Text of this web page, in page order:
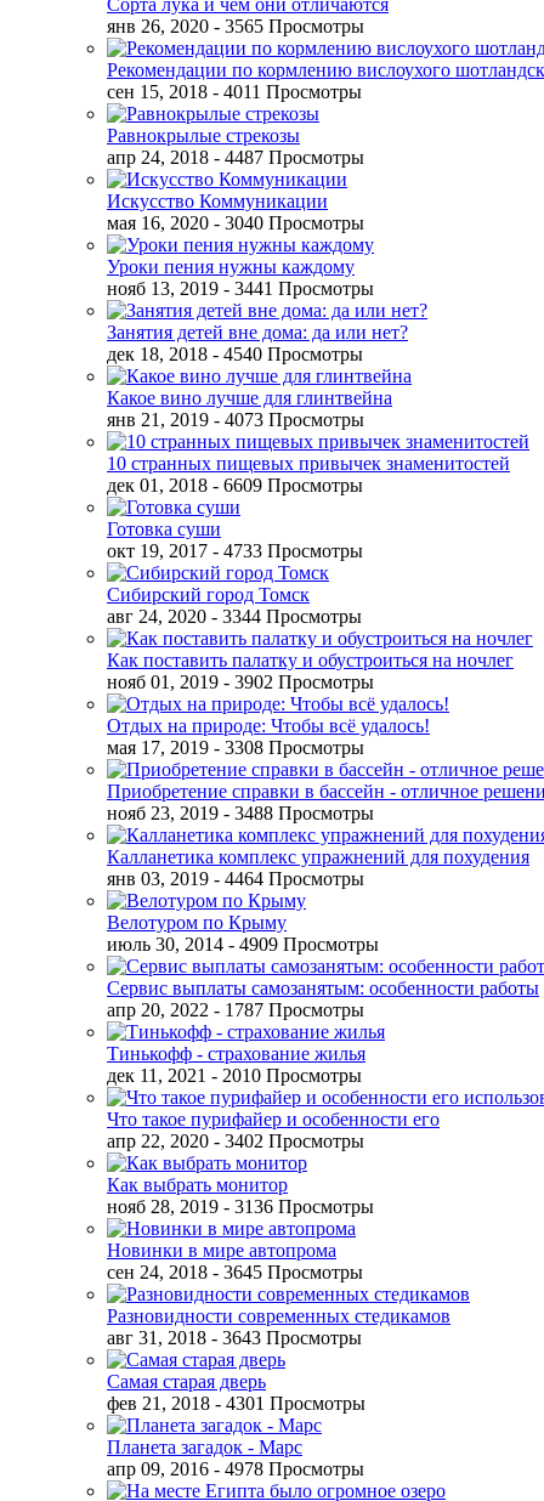
Сорта лука и чем они отличаются
янв 26, 2020 - 3565 Просмотры
Рекомендации по кормлению вислоухого
сен 15, 2018 - 4011 Просмотры
Равнокрылые стрекозы
апр 24, 2018 - 4487 Просмотры
Искусство Коммуникации
мая 16, 2020 - 3040 Просмотры
Уроки пения нужны каждому
нояб 13, 2019 - 3441 Просмотры
Занятия детей вне дома: да или нет?
дек 18, 2018 - 4540 Просмотры
Какое вино лучше для глинтвейна
янв 21, 2019 - 4073 Просмотры
10 странных пищевых привычек знаменитостей
дек 01, 2018 - 6609 Просмотры
Готовка суши
окт 19, 2017 - 4733 Просмотры
Сибирский город Томск
авг 24, 2020 - 3344 Просмотры
Как поставить палатку и обустроиться на ночлег
нояб 01, 2019 - 3902 Просмотры
Отдых на природе: Чтобы всё удалось!
мая 17, 2019 - 3308 Просмотры
Приобретение справки в бассейн - отличное
нояб 23, 2019 - 3488 Просмотры
Калланетика комплекс упражнений для похудения
янв 03, 2019 - 4464 Просмотры
Велотуром по Крыму
июль 30, 2014 - 4909 Просмотры
Сервис выплаты самозанятым: особенности работы
апр 20, 2022 - 1787 Просмотры
Тинькофф - страхование жилья
дек 11, 2021 - 2010 Просмотры
Что такое пурифайер и особенности его
апр 22, 2020 - 3402 Просмотры
Как выбрать монитор
нояб 28, 2019 - 3136 Просмотры
Новинки в мире автопрома
сен 24, 2018 - 3645 Просмотры
Разновидности современных стедикамов
авг 31, 2018 - 3643 Просмотры
Самая старая дверь
фев 21, 2018 - 4301 Просмотры
Планета загадок - Марс
апр 09, 2016 - 4978 Просмотры